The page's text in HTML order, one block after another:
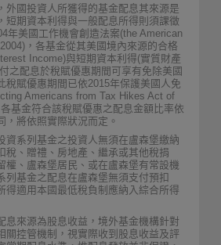
外國投資人所獲得的基金配息其來源是
短期資本利得與一般配息所得則須課徵
年美國工作機會創造法案(the American
，各基金從其美國境內來源的合格
Income)與短期資本利得(實質財產
之配息於稅賦優惠期間可享有免除美國
稅賦優惠期間已依2015年保護美國人免
Americans from Tax Hikes Act of
基金符合該稅賦優惠之配息金額比率依
，將依照實際狀況而定。
資系列基金之投資人無須在盧森堡繳納
稅、贈禮、房地產、繼承或其他稅捐
權、盧森堡居民、或在盧森堡有常設機
列基金之配息在盧森堡無須支付預扣
得適用本國最低稅負制應納入綜合所得
息來源為股息收益，境外基金機構針對
關控管機制，視實際收到股息收益及評